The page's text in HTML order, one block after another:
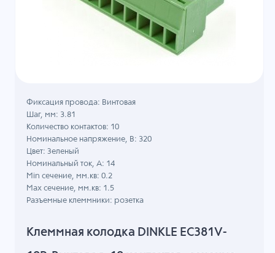
Клеммная колодка DINKLE EC381V-
Фиксация провода: Винтовая
Шаг, мм: 3.81
Количество контактов: 10
Номинальное напряжение, B: 320
Цвет: Зеленый
Номинальный ток, А: 14
Min сечение, мм.кв: 0.2
Max сечение, мм.кв: 1.5
Разъемные клеммники: розетка